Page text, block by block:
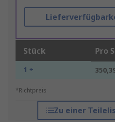
Stück Pro
1 +
*Richtpreis
Zu einer